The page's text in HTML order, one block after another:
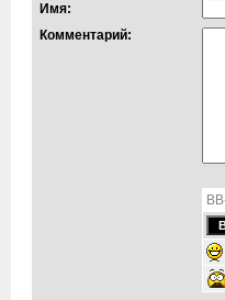
Имя:
Комментарий: